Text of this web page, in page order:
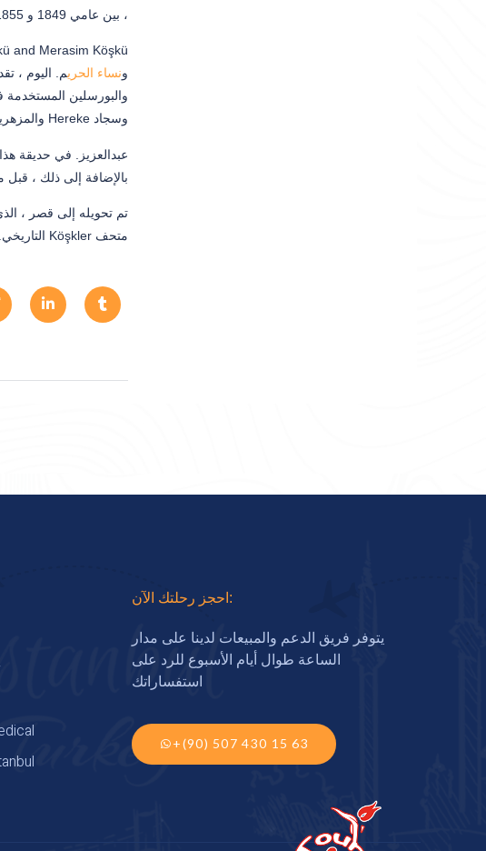
، بين عامي 1849 و 1855 ، تم هدم المباني القائمة واستبدالها عبدالمطلب لبناء مساجد باليان اليوم.
ونساء الحريم. اليوم ،
والبورسلين
وسجاد Hereke والمزهريات المزخرفة.
عبدالعزيز. في حديقة
بالإضافة إلى ذلك ،
متحف Köşkler التاريخي. تمت إزالته من كونه متحفًا لفترة وجدد تمامًا في الثمانينيات. في عام 1987 ، مع حديقة ، فتحت أبوابها لضيوفها.
احجز رحلتك الآن:
يتوفر فريق الدعم والمبيعات لدينا على مدار
الساعة طوال أيام الأسبوع للرد على
استفساراتك
+(90) 507 430 15 63